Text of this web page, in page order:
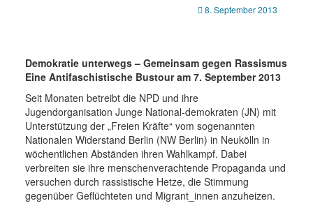
8. September 2013
Demokratie unterwegs – Gemeinsam gegen Rassismus
Eine Antifaschistische Bustouram 7. September 2013
Seit Monaten betreibt die NPD und ihre
Jugendorganisation Junge National-demokraten (JN) mit
Unterstützung der „Freien Kräfte“ vom sogenannten
Nationalen Widerstand Berlin (NW Berlin) in Neukölln in
wöchentlichen Abständen ihren Wahlkampf. Dabei
verbreiten sie ihre menschenverachtende Propaganda und
versuchen durch rassistische Hetze, die Stimmung
gegenüber Geflüchteten und Migrant_innen anzuheizen.